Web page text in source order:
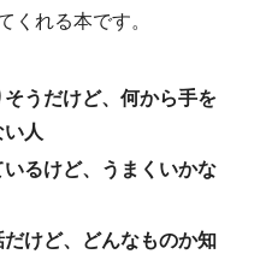
くれる本です。
うだけど、何から手を
人
るけど、うまくいかな
けど、どんなものか知